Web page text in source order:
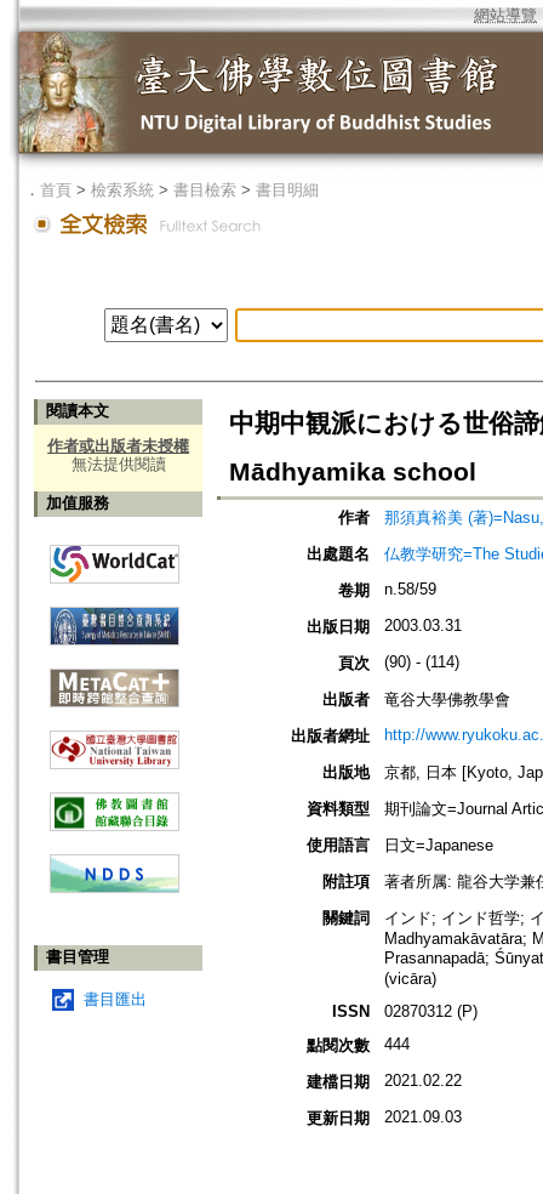
網站導覽
． 首頁 > 檢索系統 > 書目檢索 > 書目明細
閱讀本文
作者或出版者未授權
無法提供閱讀
加值服務
書目管理
書目匯出
中期中観派における世俗
Mādhyamika school
作者
那須真裕美 (著
出處題名
仏教学研究=The
卷期
n.58/59
出版日期 2003.03.31
頁次 (90) - (114)
出版者
竜谷大學佛教學會
出版者網址
http://
出版地
京都, 日本 [Kyoto,
資料類型
期刊論文=Journal
使用語言
日文=Japanese
附註項
著者所属: 龍谷大学兼
關鍵詞
インド; インド哲学;
Madhyamakāvatāra;
Prasannapadā;
(vicāra)
ISSN
02870312 (P)
點閱次數
444
建檔日期 2021.02.22
更新日期 2021.09.03